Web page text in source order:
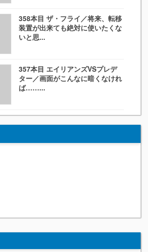
358本目 ザ・フライ／将来、転移
装置が出来ても絶対に使いたくな
いと思...
357本目 エイリアンズVSプレデ
ター／画面がこんなに暗くなけれ
ば……...